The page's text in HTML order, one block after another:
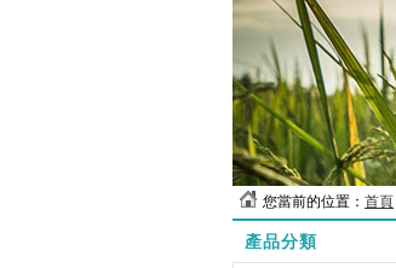
您當前的位置： 首頁
產品分類